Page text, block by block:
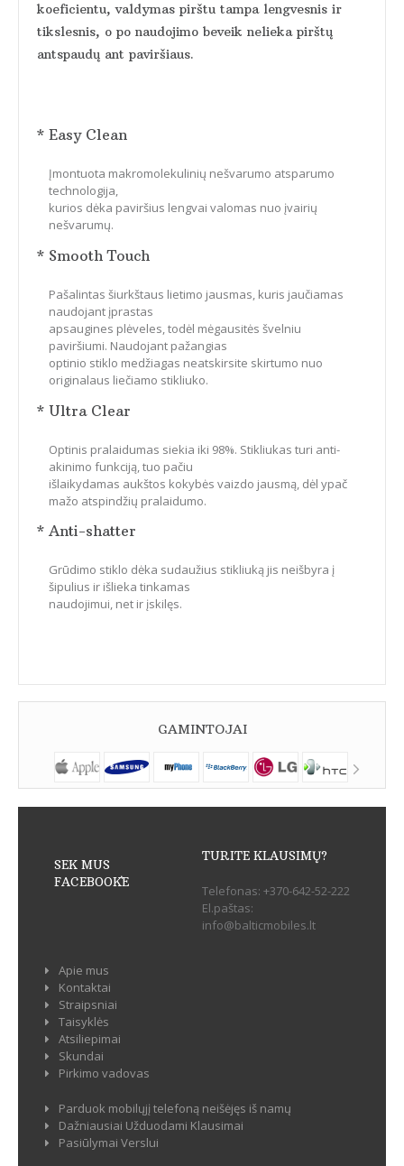
koeficientu, valdymas pirštu tampa lengvesnis ir
tikslesnis, o po naudojimo beveik nelieka pirštų
antspaudų ant paviršiaus.
* Easy Clean
Įmontuota makromolekulinių nešvarumo atsparumo
technologija,
kurios dėka paviršius lengvai valomas nuo įvairių
nešvarumų.
* Smooth Touch
Pašalintas šiurkštaus lietimo jausmas, kuris jaučiamas
naudojant įprastas
apsaugines plėveles, todėl mėgausitės švelniu
paviršiumi. Naudojant pažangias
optinio stiklo medžiagas neatskirsite skirtumo nuo
originalaus liečiamo stikliuko.
* Ultra Clear
Optinis pralaidumas siekia iki 98%. Stikliukas turi anti-
akinimo funkciją, tuo pačiu
išlaikydamas aukštos kokybės vaizdo jausmą, dėl ypač
mažo atspindžių pralaidumo.
* Anti-shatter
Grūdimo stiklo dėka sudaužius stikliuką jis neišbyra į
šipulius ir išlieka tinkamas
naudojimui, net ir įskilęs.
GAMINTOJAI
SEK MUS
FACEBOOK`E
TURITE KLAUSIMŲ?
Telefonas: +370-642-52-222
El.paštas:
info@balticmobiles.lt
Apie mus
Kontaktai
Straipsniai
Taisyklės
Atsiliepimai
Skundai
Pirkimo vadovas
Parduok mobilųjį telefoną neišėjęs iš namų
Dažniausiai Užduodami Klausimai
Pasiūlymai Verslui